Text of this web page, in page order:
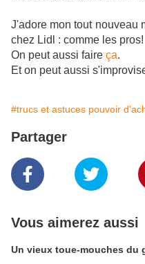
J'adore mon tout nouveau
chez Lidl : comme les pros!
On peut aussi faire ça.
Et on peut aussi
#trucs et astuces pouvoir
Partager
Vous aimerez aussi
Un vieux toue-mouches du